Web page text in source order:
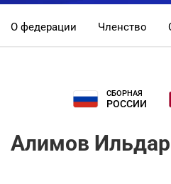
О федерации Членство
СБОРНАЯ
РОССИИ
Алимов